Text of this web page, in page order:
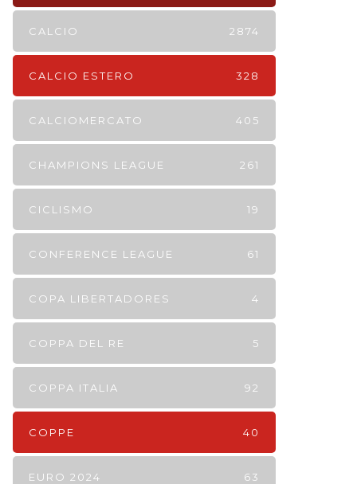
CALCIO 2874
CALCIO ESTERO 328
CALCIOMERCATO 405
CHAMPIONS LEAGUE 261
CICLISMO 19
CONFERENCE LEAGUE 61
COPA LIBERTADORES 4
COPPA DEL RE 5
COPPA ITALIA 92
COPPE 40
EURO 2024 63